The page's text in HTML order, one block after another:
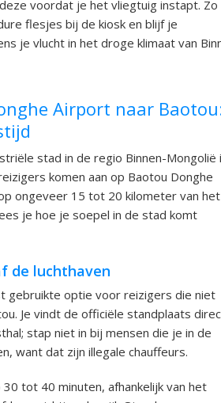
voordat je het vliegtuig instapt. Zo
flesjes bij de kiosk en blijf je
je vlucht in het droge klimaat van
Airport naar
stad in de regio Binnen-Mongolië
komen aan op Baotou Donghe
ongeveer 15 tot 20 kilometer van het
je hoe je soepel in de stad komt
de luchthaven
gebruikte optie voor reizigers die niet
Je vindt de officiële standplaats
stap niet in bij mensen die je in de
want dat zijn illegale chauffeurs.
30 tot 40 minuten, afhankelijk van het